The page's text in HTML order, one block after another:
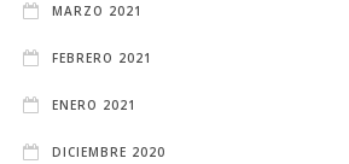
MARZO 2021
FEBRERO 2021
ENERO 2021
DICIEMBRE 2020